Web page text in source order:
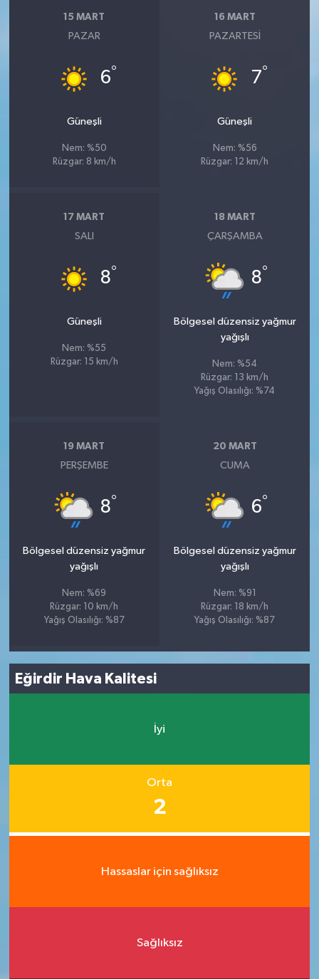
15 MART
PAZAR
6°
Güneşli
Nem: %50
Rüzgar: 8 km/h
16 MART
PAZARTESI
7°
Güneşli
Nem: %56
Rüzgar: 12 km/h
17 MART
SALI
8°
Güneşli
Nem: %55
Rüzgar: 15 km/h
18 MART
ÇARŞAMBA
8°
Bölgesel düzensiz yağmur
yağışlı
Nem: %54
Rüzgar: 13 km/h
Yağış Olasılığı: %74
19 MART
PERŞEMBE
8°
Bölgesel düzensiz yağmur
yağışlı
Nem: %69
Rüzgar: 10 km/h
Yağış Olasılığı: %87
20 MART
CUMA
6°
Bölgesel düzensiz yağmur
yağışlı
Nem: %91
Rüzgar: 18 km/h
Yağış Olasılığı: %87
Eğirdir Hava Kalitesi
İyi
Orta
2
Hassaslar için sağlıksız
Sağlıksız